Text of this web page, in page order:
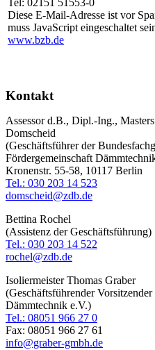
Tel: 02151 51553-0
Diese E-Mail-Adresse ist vor
muss JavaScript eingeschaltet
www.bzb.de
Kontakt
Assessor d.B., Dipl.-Ing.,
Domscheid
(Geschäftsführer der
Fördergemeinschaft
Kronenstr. 55-58, 10117 Berlin
Tel.: 030 203 14 523
domscheid@zdb.de
Bettina Rochel
(Assistenz der Geschäftsführung)
Tel.: 030 203 14 522
rochel@zdb.de
Isoliermeister Thomas Graber
(Geschäftsführender
Dämmtechnik e.V.)
Tel.: 08051 966 27 0
Fax: 08051 966 27 61
info@graber-gmbh.de